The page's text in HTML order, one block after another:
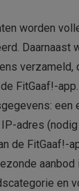
worden
Daarnaast
verzameld,
FitGaaf!-
een
adres
de FitGaaf!-
aanbod
en